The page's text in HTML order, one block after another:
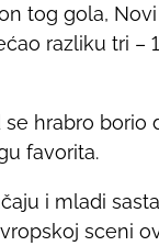
tog gola,
razliku tri –
se hrabro borio
favorita.
i mladi
sceni